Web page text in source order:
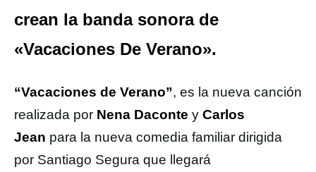
crean la banda sonora de
«Vacaciones De Verano».
“Vacaciones de Verano”, es la nueva canción
realizada por Nena Daconte y Carlos
Jean para la nueva comedia familiar dirigida
por Santiago Segura que llegará